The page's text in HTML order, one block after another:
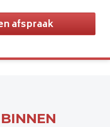
afspraak
BINNEN